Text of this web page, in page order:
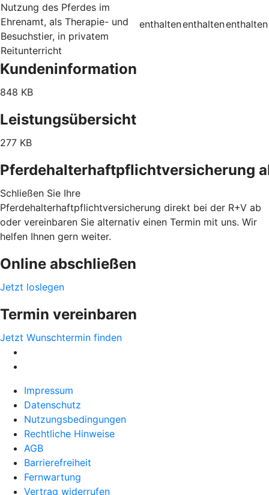
Nutzung des Pferdes im
Ehrenamt, als Therapie- und
Besuchstier, in privatem
Reitunterricht
enthaltenenthaltenenthalten
Kundeninformation
848 KB
Leistungsübersicht
277 KB
Pferdehalterhaftpflichtversicherung
Schließen Sie Ihre
Pferdehalterhaftpflichtversicherung direkt bei der R+V ab
oder vereinbaren Sie alternativ einen Termin mit uns. Wir
helfen Ihnen gern weiter.
Online abschließen
Jetzt loslegen
Termin vereinbaren
Jetzt Wunschtermin finden
Impressum
Datenschutz
Nutzungsbedingungen
Rechtliche Hinweise
AGB
Barrierefreiheit
Fernwartung
Vertrag widerrufen